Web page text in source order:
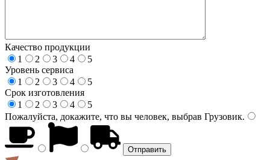
Качество продукции
1
2 3 4
5
Уровень сервиса
1
2 3 4
5
Срок изготовления
1
2 3 4
5
Пожалуйста, докажите, что вы человек, выбрав Грузовик.